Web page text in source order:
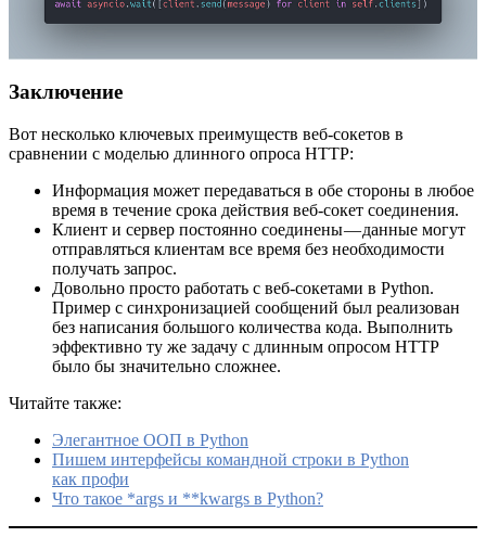
Заключение
Вот несколько ключевых преимуществ веб-сокетов в
сравнении с моделью длинного опроса HTTP:
Информация может передаваться в обе стороны в любое
время в течение срока действия веб-сокет соединения.
Клиент и сервер постоянно соединены — данные могут
отправляться клиентам все время без необходимости
получать запрос.
Довольно просто работать с веб-сокетами в Python.
Пример с синхронизацией сообщений был реализован
без написания большого количества кода. Выполнить
эффективно ту же задачу с длинным опросом HTTP
было бы значительно сложнее.
Читайте также:
Элегантное ООП в Python
Пишем интерфейсы командной строки в Python
как профи
Что такое *args и **kwargs в Python?